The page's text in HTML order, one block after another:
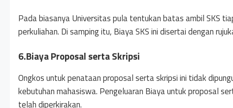
Pada biasanya Universitas pula tentukan batas ambil SKS
perkuliahan. Di samping itu, Biaya SKS ini disertai dengan
6.Biaya Proposal serta Skripsi
Ongkos untuk penataan proposal serta skripsi ini tidak
kebutuhan mahasiswa. Pengeluaran Biaya untuk proposal
telah diperkirakan.